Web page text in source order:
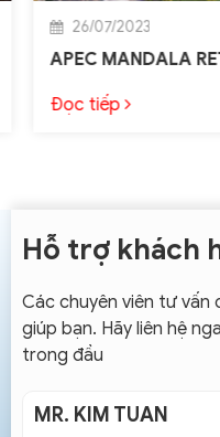
26/07/2023
APEC MANDALA
Đọc tiếp
Hỗ trợ khách
Các chuyên viên tư vấn
giúp bạn. Hãy liên hệ
trong đầu
MR. KIM TUAN